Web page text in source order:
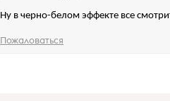
Ну в черно-белом эффекте все
Пожаловаться